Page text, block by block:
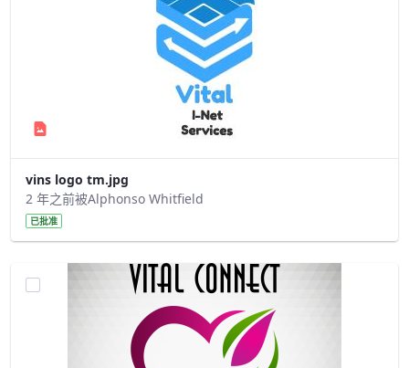
vins logo tm.jpg
2 年之前被Alphonso Whitfield
已批准